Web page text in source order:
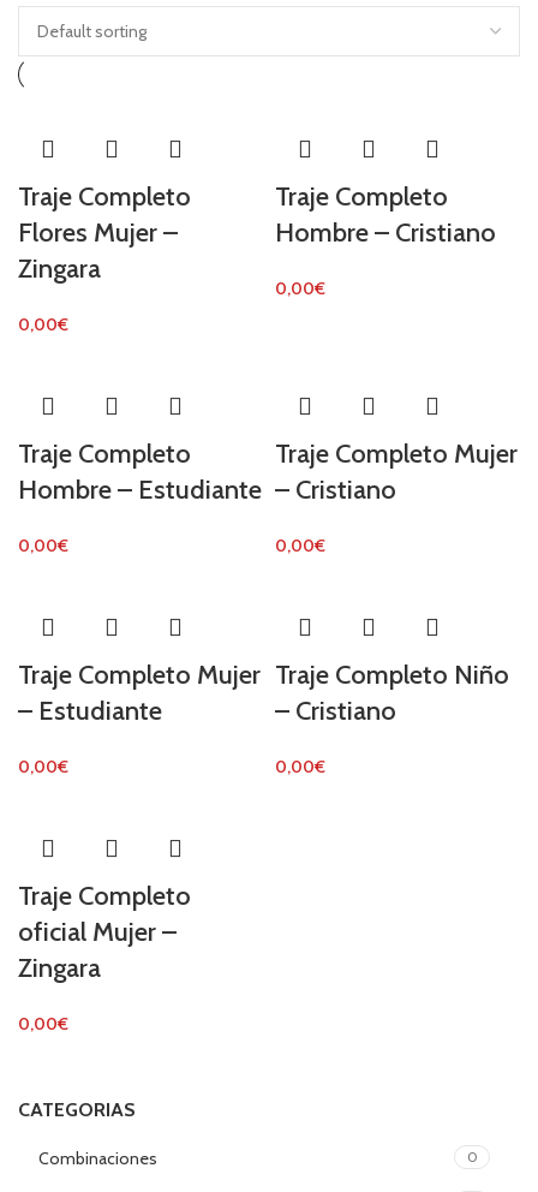
CATEGORIAS
Combinaciones 0
Traje Completo
Flores Mujer –
Zingara
0,00€
Traje Completo
Hombre – Cristiano
0,00€
Traje Completo
Hombre – Estudiante
0,00€
Traje Completo Mujer
– Cristiano
0,00€
Traje Completo Mujer
– Estudiante
0,00€
Traje Completo Niño
– Cristiano
0,00€
Traje Completo
oficial Mujer –
Zingara
0,00€